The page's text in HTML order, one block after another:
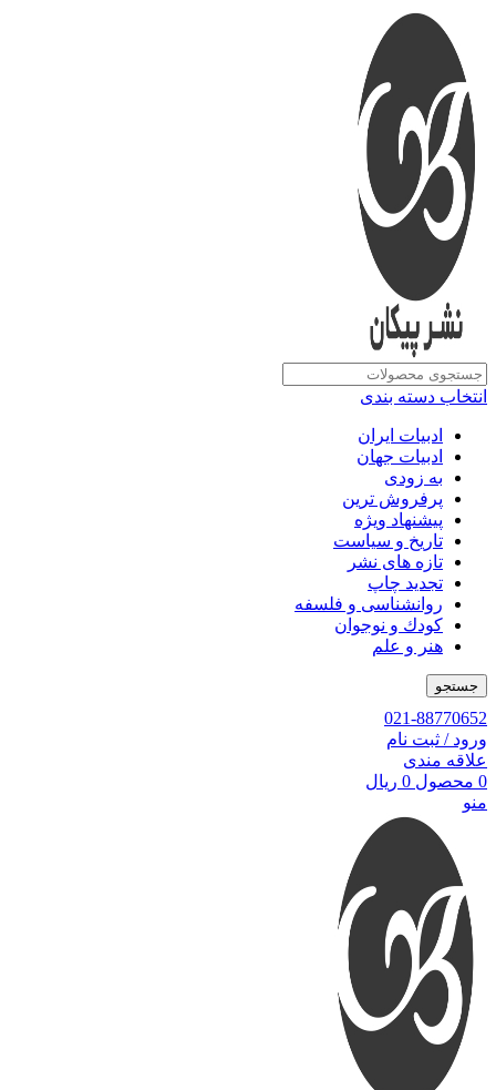
انتخاب دسته بندی
ادبیات ایران
ادبیات جهان
به زودی
پرفروش ترین
پیشنهاد ویژه
تاریخ و سیاست
تازه های نشر
تجدید چاپ
روانشناسی و فلسفه
کودك و نوجوان
هنر و علم
جستجو
021-88770652
ورود / ثبت نام
علاقه مندی
0 محصول 0 ریال
منو